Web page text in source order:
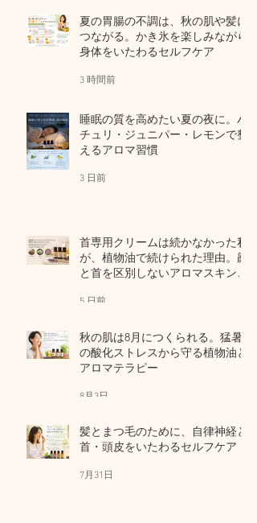
夏の胃腸の不調は、秋の肌や髪に
つながる。かき氷を楽しみながら
身体をいたわるセルフケア
3 時間前
睡眠の質を高めたい夏の夜に。パ
チュリ・ジュニパー・レモンで整
えるアロマ習慣
3 日前
首専用クリームは続かなかった私
が、植物油で続けられた理由。顔
と首を区別しないアロマスキンケ
5 日前
秋の肌は8月につくられる。猛暑
の酸化ストレスから守る植物油と
アロマテラピー
8月3日
髪とまつ毛のために、自律神経と
首・頭皮をいたわるセルフケア
7月31日